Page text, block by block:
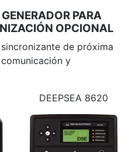
PARA
OPCIONAL
de próxima
y
DEEPSEA 8620